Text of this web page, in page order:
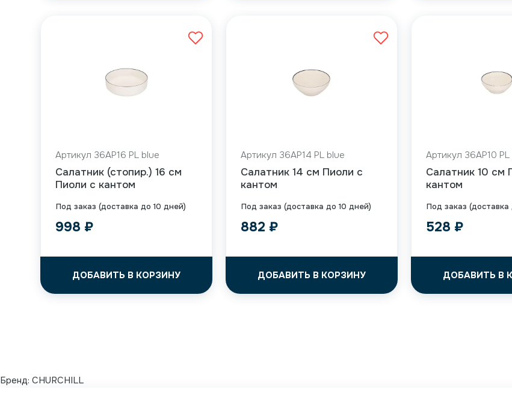
Под заказ (доставка до 10 дней)
Артикул 36AP16 PL blue
Салатник (стопир.) 16 см
Пиоли с кантом
998 ₽
ДОБАВИТЬ В КОРЗИНУ
Под заказ (доставка до 10 дней)
Артикул 36AP14 PL blue
Салатник 14 см Пиоли с
кантом
882 ₽
ДОБАВИТЬ В КОРЗИНУ
Под заказ (доставка
Артикул 36AP10
Салатник 10 см
кантом
528 ₽
ДОБАВИТЬ В
Бренд: CHURCHILL